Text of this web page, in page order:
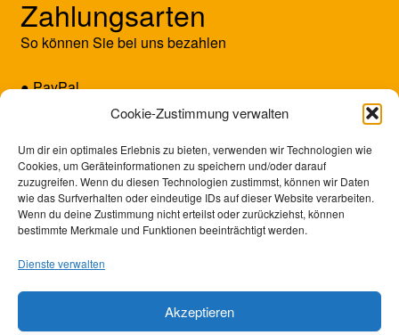
Cookie-Zustimmung verwalten
Um dir ein optimales Erlebnis zu bieten, verwenden wir Technologien wie
Cookies, um Geräteinformationen zu speichern und/oder darauf
zuzugreifen. Wenn du diesen Technologien zustimmst, können wir Daten
wie das Surfverhalten oder eindeutige IDs auf dieser Website verarbeiten.
Wenn du deine Zustimmung nicht erteilst oder zurückziehst, können
bestimmte Merkmale und Funktionen beeinträchtigt werden.
Dienste verwalten
Akzeptieren
Zahlungsarten
So können Sie bei uns bezahlen
● PayPal
● Kreditkarte (Mastercard/Visa)